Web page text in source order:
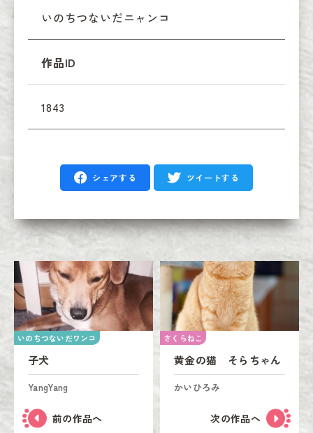
いのちつないだニャンコ
作品ID
1843
シェアする ツイートする
いのちつないだワンコ
子犬
YangYang
前の作品へ
さくらねこ
黄金の猫 そらちゃん
かいひろみ
次の作品へ